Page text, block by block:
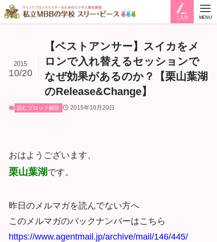
ご入学 MENU
【ベストアンサー】スイカをメ
ロンで入れ替えるセッションで
なぜ効果があるのか？【栗山葉湖
のRelease&Change】
2015
10/20
読むブロック解除 2015年10月20日
おはようございます、
栗山葉湖です。
昨日のメルマガを読んでない方へ
このメルマガのバックナンバーはこちら
https://www.agentmail.jp/archive/mail/146/445/